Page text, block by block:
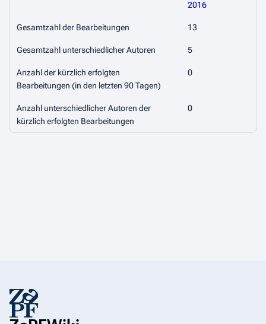
2016
Gesamtzahl der Bearbeitungen 13
Gesamtzahl unterschiedlicher Autoren 5
Anzahl der kürzlich erfolgten
Bearbeitungen (in den letzten 90 Tagen)
0
Anzahl unterschiedlicher Autoren der
kürzlich erfolgten Bearbeitungen
0